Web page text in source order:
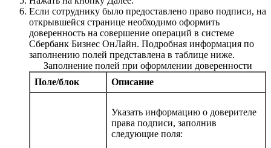
Если сотруднику было предоставлено право подписи, на
открывшейся странице необходимо оформить
доверенность на совершение операций в системе
Сбербанк Бизнес ОнЛайн. Подробная информация по
заполнению полей представлена в таблице ниже.
Заполнение полей при оформлении доверенности
Поле/блок
Описание
Указать информацию о доверителе
права подписи, заполнив
следующие поля: